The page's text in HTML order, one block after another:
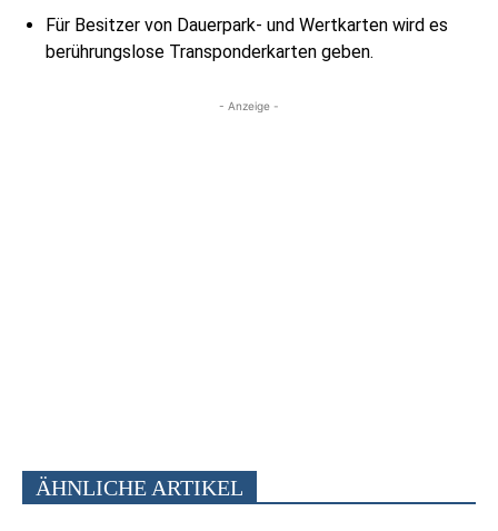
Für Besitzer von Dauerpark- und Wertkarten wird es
berührungslose Transponderkarten geben.
- Anzeige -
ÄHNLICHE ARTIKEL